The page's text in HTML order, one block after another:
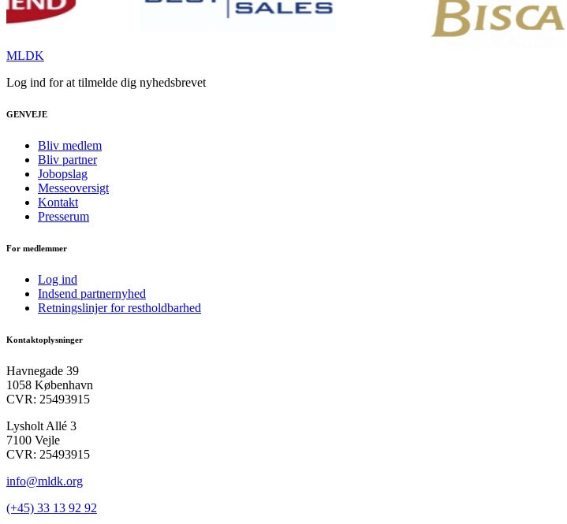
MLDK
Log ind for at tilmelde dig nyhedsbrevet
GENVEJE
Bliv medlem
Bliv partner
Jobopslag
Messeoversigt
Kontakt
Presserum
For medlemmer
Log ind
Indsend partnernyhed
Retningslinjer for restholdbarhed
Kontaktoplysninger
Havnegade 39
1058 København
CVR: 25493915
Lysholt Allé 3
7100 Vejle
CVR: 25493915
info@mldk.org
(+45) 33 13 92 92